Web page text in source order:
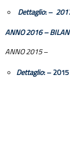
Dettaglio: –
ANNO 2016 –
ANNO 2015–
Dettaglio: – 2015